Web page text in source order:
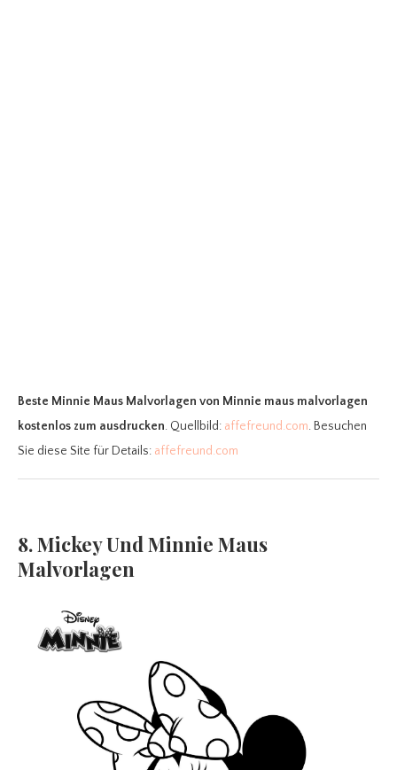
Beste Minnie Maus Malvorlagen von Minnie maus malvorlagen
kostenlos zum ausdrucken. Quellbild: affefreund.com. Besuchen
Sie diese Site für Details: affefreund.com
8. Mickey Und Minnie Maus
Malvorlagen